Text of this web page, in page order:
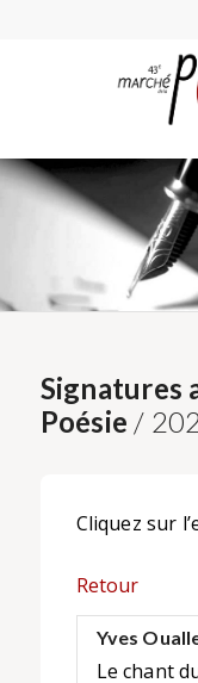
Signatures
Poésie /
Cliquez sur
Retour
Yves
Le chant